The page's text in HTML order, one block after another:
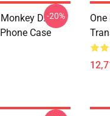
D.
Case
-20%